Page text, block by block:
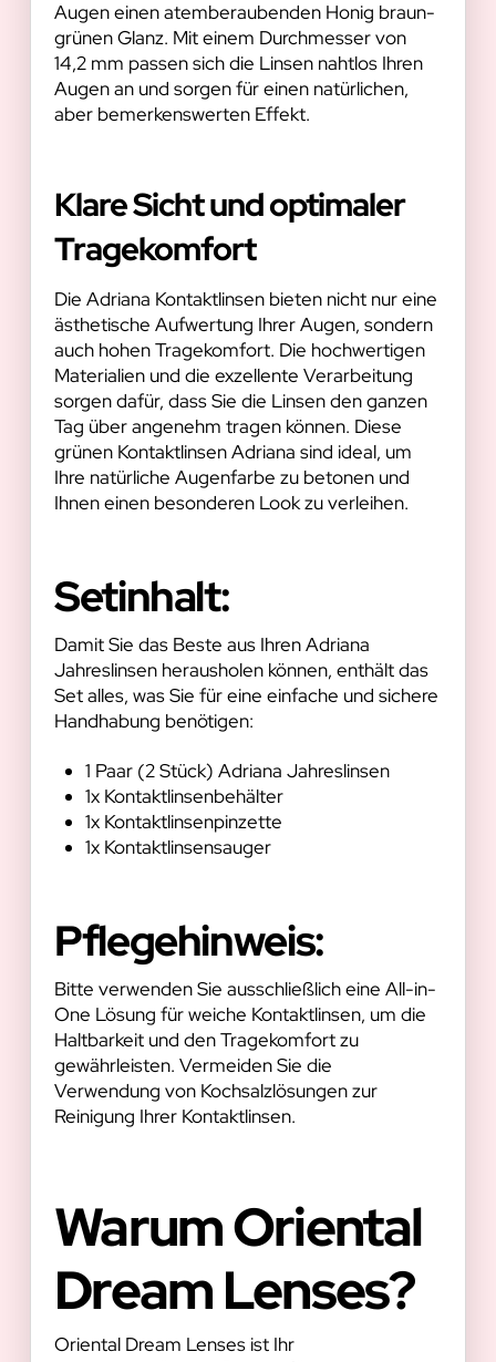
Augen einen atemberaubenden Honig braun-
grünen Glanz. Mit einem Durchmesser von
14,2 mm passen sich die Linsen nahtlos Ihren
Augen an und sorgen für einen natürlichen,
aber bemerkenswerten Effekt.
Klare Sicht und optimaler
Tragekomfort
Die Adriana Kontaktlinsen bieten nicht nur eine
ästhetische Aufwertung Ihrer Augen, sondern
auch hohen Tragekomfort. Die hochwertigen
Materialien und die exzellente Verarbeitung
sorgen dafür, dass Sie die Linsen den ganzen
Tag über angenehm tragen können. Diese
grünen Kontaktlinsen Adriana sind ideal, um
Ihre natürliche Augenfarbe zu betonen und
Ihnen einen besonderen Look zu verleihen.
Setinhalt:
Damit Sie das Beste aus Ihren Adriana
Jahreslinsen herausholen können, enthält das
Set alles, was Sie für eine einfache und sichere
Handhabung benötigen:
1 Paar (2 Stück) Adriana Jahreslinsen
1x Kontaktlinsenbehälter
1x Kontaktlinsenpinzette
1x Kontaktlinsensauger
Pflegehinweis:
Bitte verwenden Sie ausschließlich eine All-in-
One Lösung für weiche Kontaktlinsen, um die
Haltbarkeit und den Tragekomfort zu
gewährleisten. Vermeiden Sie die
Verwendung von Kochsalzlösungen zur
Reinigung Ihrer Kontaktlinsen.
Warum Oriental
Dream Lenses?
Oriental Dream Lenses ist Ihr